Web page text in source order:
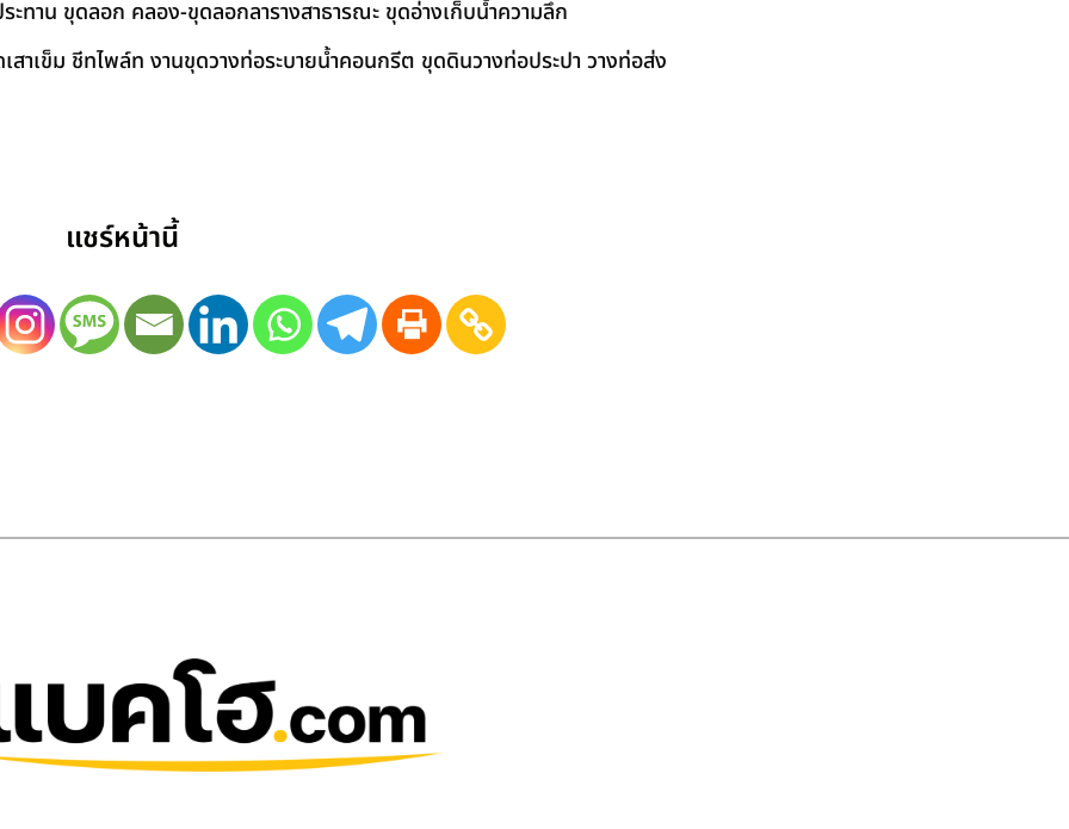
ทาน ขุดลอก คลอง-ขุดลอกลารางสาธารณะ ขุดอ่างเก็บน้ำความลึก
าเข็ม ชีทไพล์ท งานขุดวางท่อระบายน้ำคอนกรีต ขุดดินวางท่อประปา วางท่อส่ง
แชร์หน้านี้